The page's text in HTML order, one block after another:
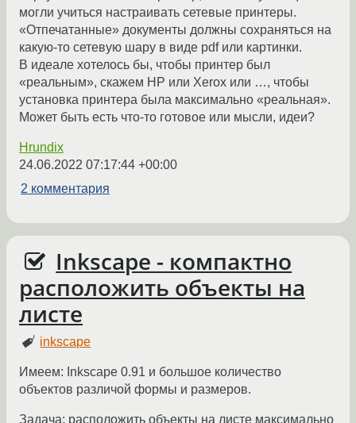
могли учиться настраивать сетевые принтеры.
«Отпечатанные» документы должны сохраняться на
какую-то сетевую шару в виде pdf или картинки.
В идеале хотелось бы, чтобы принтер был
«реальным», скажем HP или Xerox или …, чтобы
установка принтера была максимально «реальная».
Может быть есть что-то готовое или мысли, идеи?
Hrundix
24.06.2022 07:17:44 +00:00
2 комментария
Inkscape - компактно
расположить объекты на
листе
inkscape
Имеем: Inkscape 0.91 и большое количество
объектов различой формы и размеров.
Задача: расположить объекты на листе максимально